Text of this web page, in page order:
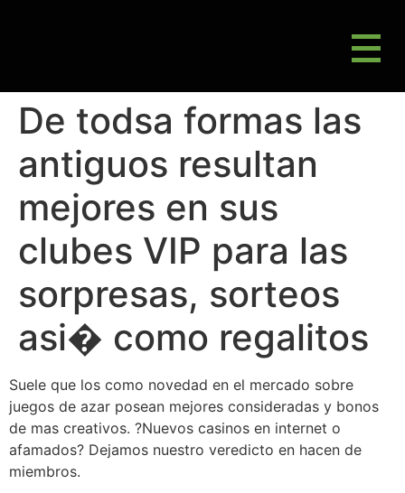
De todsa formas las
antiguos resultan
mejores en sus
clubes VIP para las
sorpresas, sorteos
asi� como regalitos
Suele que los como novedad en el mercado sobre
juegos de azar posean mejores consideradas y bonos
de mas creativos. ?Nuevos casinos en internet o
afamados? Dejamos nuestro veredicto en hacen de
miembros.